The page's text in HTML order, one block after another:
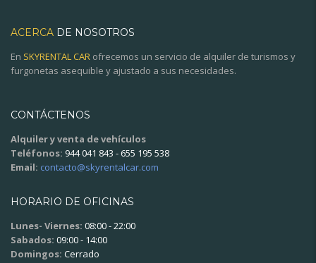
ACERCA DE NOSOTROS
En SKYRENTAL CAR ofrecemos un servicio de alquiler de turismos y
furgonetas asequible y ajustado a sus necesidades.
CONTÁCTENOS
Alquiler y venta de vehículos
Teléfonos: 944 041 843 - 655 195 538
Email: contacto@skyrentalcar.com
HORARIO DE OFICINAS
Lunes- Viernes: 08:00 - 22:00
Sabados: 09:00 - 14:00
Domingos: Cerrado